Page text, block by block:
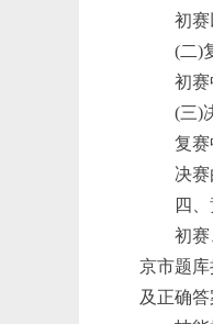
初赛
(二)
初赛
(三)
复赛
决
四
初
京市题
及正确